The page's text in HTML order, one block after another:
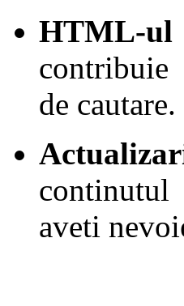
HTML-ul
contribuie
de cautare.
aveti